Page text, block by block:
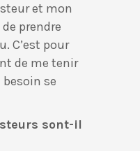
et mon
prendre
C’est pour
de me tenir
se
sont-il